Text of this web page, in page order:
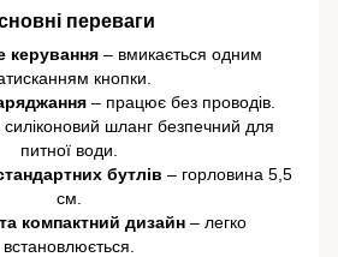
переваги
керування – вмикається одним
кнопки.
– працює без проводів.
силіконовий шланг безпечний для
питної води.
бутлів – горловина 5,5
см.
компактний дизайн – легко
встановлюється.